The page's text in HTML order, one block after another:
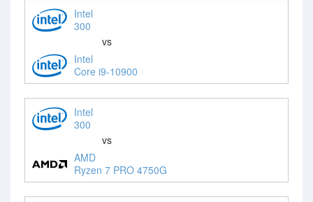
Intel
300
vs
Intel
Core i9-10900
Intel
300
vs
AMD
Ryzen 7 PRO 4750G